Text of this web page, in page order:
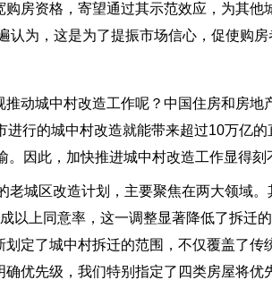
购房资格，寄望通过其示范效应，为其
认为，这是为了提振市场信心，促使购
推动城中村改造工作呢？中国住房和房
进行的城中村改造就能带来超过10万亿
。因此，加快推进城中村改造工作显得刻
老城区改造计划，主要聚焦在两大领域
以上同意率，这一调整显著降低了拆迁
划定了城中村拆迁的范围，不仅覆盖了
优先级，我们特别指定了四类房屋将优